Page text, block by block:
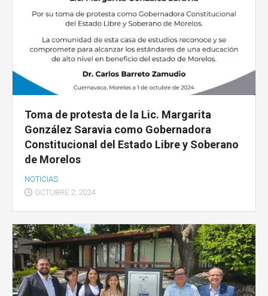
Toma de protesta de la Lic. Margarita
González Saravia como Gobernadora
Constitucional del Estado Libre y Soberano
de Morelos
NOTICIAS
OCTUBRE 2, 2024